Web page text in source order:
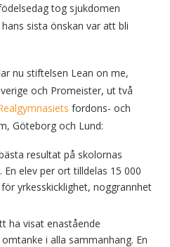
tog sjukdomen
sista önskan var att bli
nu stiftelsen Lean on me,
och Promeister, ut två
fordons- och
Göteborg och Lund:
resultat på skolornas
elev per ort tilldelas 15 000
yrkesskicklighet, noggrannhet
ha visat enastående
i alla sammanhang. En